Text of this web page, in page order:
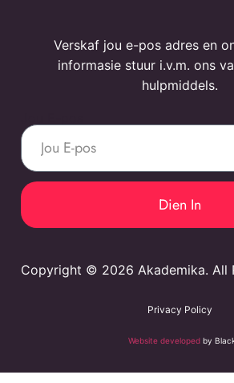
Verskaf jou e-pos adres en
informasie stuur i.v.m. ons
hulpmiddels.
Dien In
Copyright © 2026 Akademika. All
Privacy Policy
Website developed by